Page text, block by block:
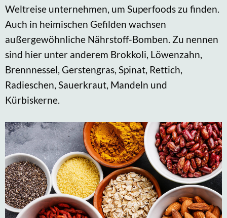
Weltreise unternehmen, um Superfoods zu finden.
Auch in heimischen Gefilden wachsen
außergewöhnliche Nährstoff-Bomben. Zu nennen
sind hier unter anderem Brokkoli, Löwenzahn,
Brennnessel, Gerstengras, Spinat, Rettich,
Radieschen, Sauerkraut, Mandeln und
Kürbiskerne.